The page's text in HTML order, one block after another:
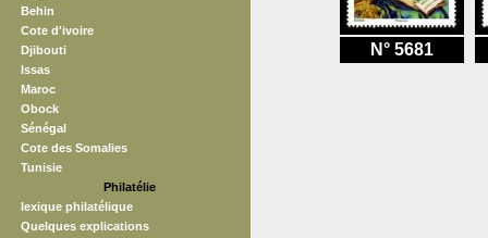
Behin
Cote d'ivoire
Djibouti
Issas
Maroc
Obock
Sénégal
Cote des Somalies
Tunisie
Philatélie
lexique philatélique
Quelques explications
N° 5681